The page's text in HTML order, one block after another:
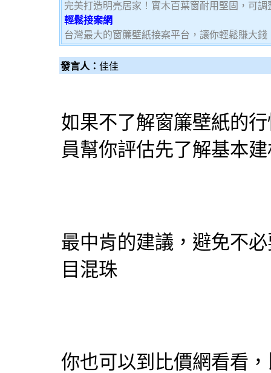
完美打造明亮居家！實木百葉窗耐用堅固，可
輕鬆接案網
台灣最大的窗簾壁紙接案平台，讓你輕鬆賺大
發言人： 佳佳
如果不了解窗簾壁紙的
員幫你評估先了解基本
最中肯的建議，避免不
目混珠
你也可以到比價網看看